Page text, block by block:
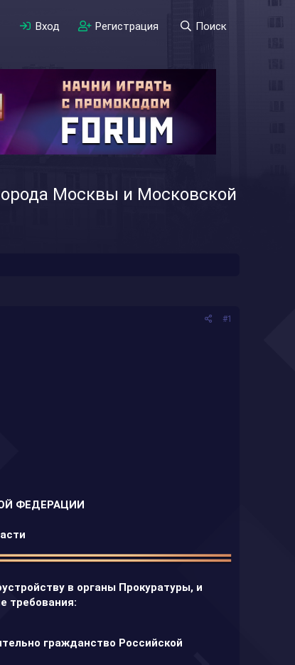
Вход Регистрация Поиск
Москвы и Московской
#1
ФЕДЕРАЦИИ
в органы Прокуратуры, и
требования:
гражданство Российской